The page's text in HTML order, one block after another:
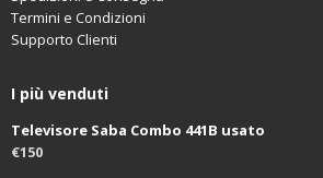
Termini e Condizioni
Supporto Clienti
I più venduti
Televisore Saba Combo 441B usato
€150